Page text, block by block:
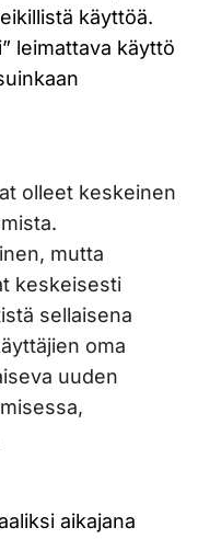
käyttöä.
leimattava käyttö
olleet keskeinen
mutta
keskeisesti
sellaisena
oma
uuden
aikajana